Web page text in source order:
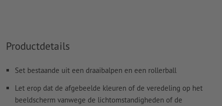
jpeg- of tiff- afbeeldingen en -templates zijn niet geschikt
onze Help-functie.
Spel- en zetfoutenworden door ons niet gecontroleerd
Productdetails
Set bestaande uit een draaibalpen en een rollerball
Let erop dat de afgebeelde kleuren of de veredeling op het
beeldscherm vanwege de lichtomstandigheden of de